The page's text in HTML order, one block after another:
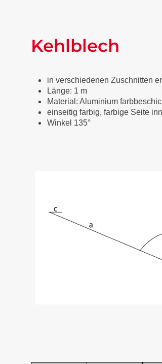
Kehlblech
in verschiedenen Zuschnitten
Länge: 1 m
Material: Aluminium
einseitig farbig, farbige Seite
Winkel 135°